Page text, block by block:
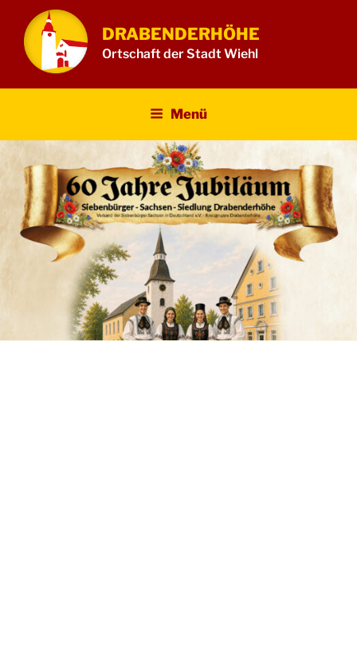
Inhalt
springen
DRABENDERHÖHE
Ortschaft der Stadt Wiehl
Menü